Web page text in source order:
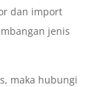
dan import
jenis
maka hubungi